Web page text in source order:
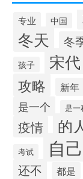
专业 中国
冬天 冬
孩子 宋代
攻略 新年
是一个 是一
疫情 的
考试 自
还不 都是